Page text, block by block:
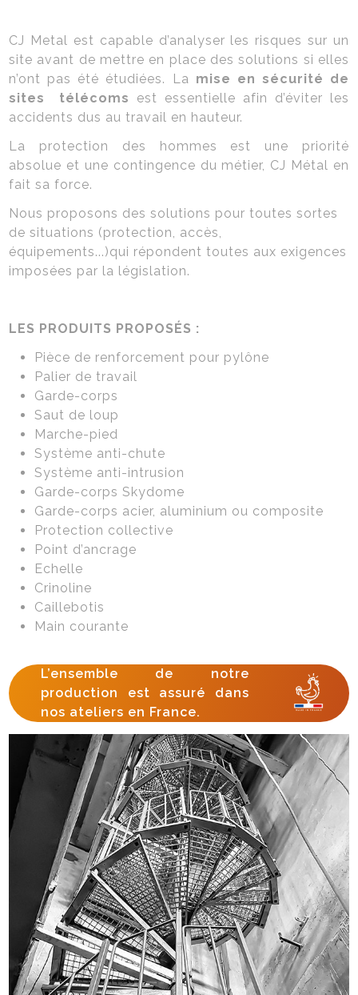
Intégration paysagère
installation serrurerie
Installation résine et polyester
CJ Metal est capable d’analyser les risques sur un
site avant de mettre en place des solutions si elles
n’ont pas été étudiées. La mise en sécurité de
sites télécoms
est essentielle afin d’éviter les
accidents dus au travail en hauteur.
La protection des hommes est une priorité
absolue et une contingence du métier, CJ Métal en
fait sa force.
Nous proposons des solutions pour toutes sortes
de situations (protection, accès,
équipements...)qui répondent toutes aux exigences
imposées par la législation.
LES PRODUITS PROPOSÉS :
Pièce de renforcement pour pylône
Palier de travail
Garde-corps
Saut de loup
Marche-pied
Système anti-chute
Système anti-intrusion
Garde-corps Skydome
Garde-corps acier, aluminium ou composite
Protection collective
Point d’ancrage
Echelle
Crinoline
Caillebotis
Main courante
L’ensemble de notre
production est assuré dans
nos ateliers en France.